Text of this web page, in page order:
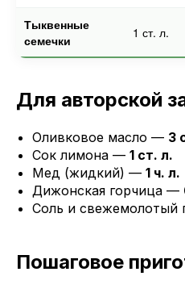
Тыквенные
семечки
1 ст. л.
Для авторской
Оливковое масло — 3
Сок лимона — 1 ст. л.
Мед (жидкий) — 1 ч. л.
Дижонская горчица —
Соль и свежемолотый
Пошаговое